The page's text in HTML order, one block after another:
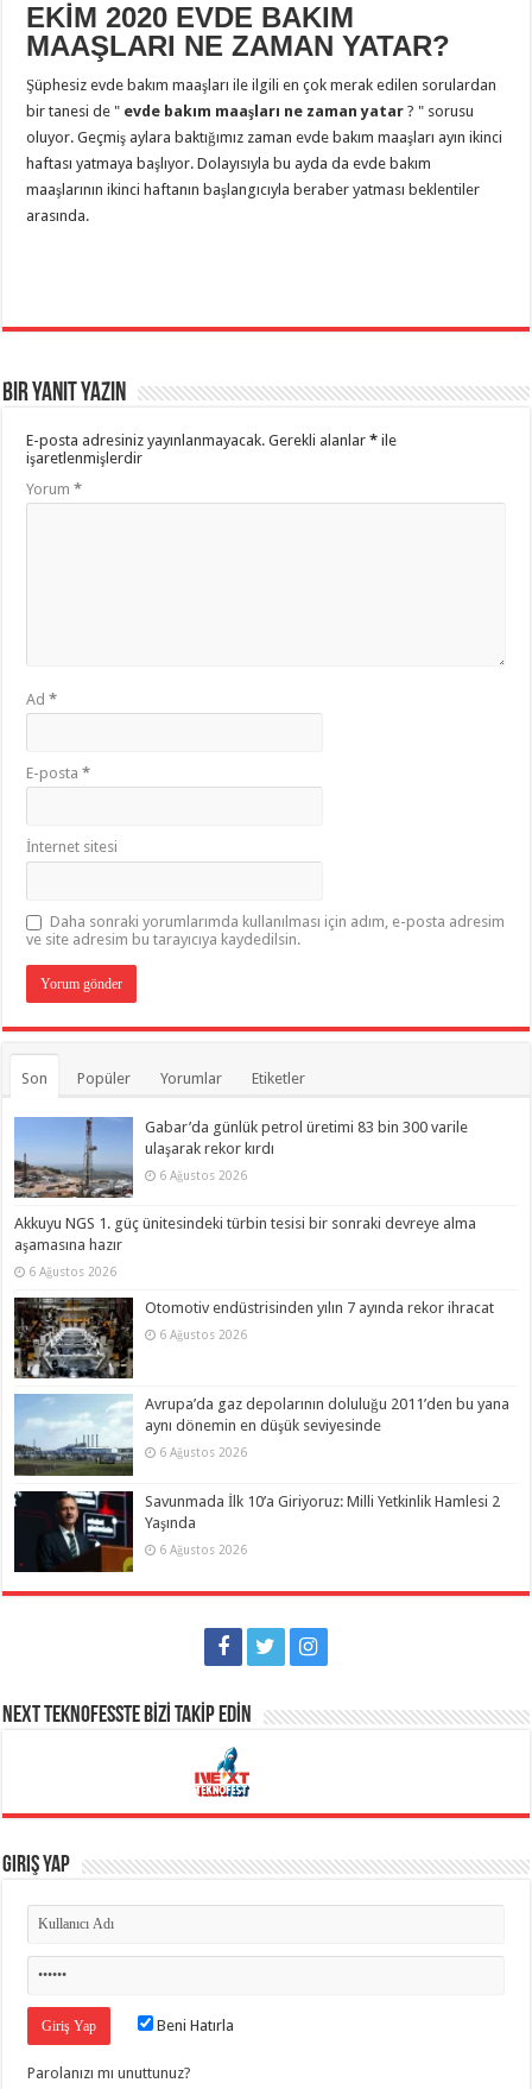
EKİM 2020 EVDE BAKIM
MAAŞLARI NE ZAMAN YATAR?
Şüphesiz evde bakım maaşları ile ilgili en çok merak edilen sorulardan
bir tanesi de " evde bakım maaşları ne zaman yatar ? " sorusu
oluyor. Geçmiş aylara baktığımız zaman evde bakım maaşları ayın ikinci
haftası yatmaya başlıyor. Dolayısıyla bu ayda da evde bakım
maaşlarının ikinci haftanın başlangıcıyla beraber yatması beklentiler
arasında.
Bir yanıt yazın
E-posta adresiniz yayınlanmayacak. Gerekli alanlar* ile
işaretlenmişlerdir
Yorum*
Ad*
E-posta*
İnternet sitesi
Daha sonraki yorumlarımda kullanılması için adım, e-posta adresim
ve site adresim bu tarayıcıya kaydedilsin.
Son Popüler Yorumlar Etiketler
Gabar’da günlük petrol üretimi 83 bin 300 varile
ulaşarak rekor kırdı
6 Ağustos 2026
Akkuyu NGS 1. güç ünitesindeki türbin tesisi bir sonraki devreye alma
aşamasına hazır
6 Ağustos 2026
Otomotiv endüstrisinden yılın 7 ayında rekor ihracat
6 Ağustos 2026
Avrupa’da gaz depolarının doluluğu 2011’den bu yana
aynı dönemin en düşük seviyesinde
6 Ağustos 2026
Savunmada İlk 10’a Giriyoruz: Milli Yetkinlik Hamlesi 2
Yaşında
6 Ağustos 2026
NEXT TEKNOFESSTE BİZİ TAKİP EDİN
Giriş Yap
Beni Hatırla
Parolanızı mı unuttunuz?